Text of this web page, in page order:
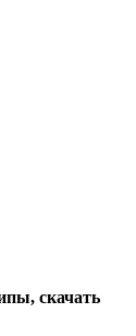
скачать